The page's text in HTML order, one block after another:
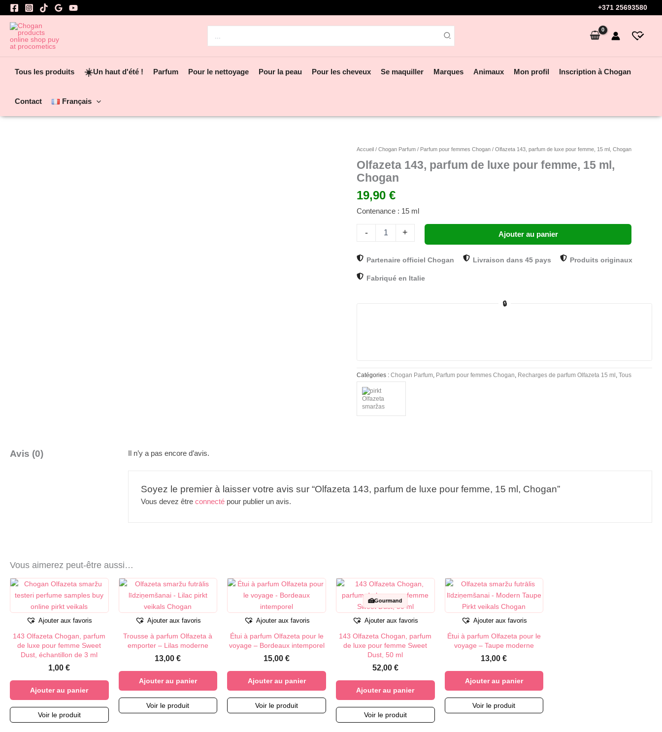
Aller
au
contenu
+371 25693580
Tous les produits ☀️Un haut d'été ! Parfum Pour le nettoyage Pour la peau Pour les cheveux Se maquiller Marques Animaux Mon profil Inscription à Chogan
Contact Français
Accueil /Chogan Parfum / Parfum pour femmes Chogan / Olfazeta 143, parfum de luxe pour femme, 15 ml, Chogan
Olfazeta 143, parfum de luxe pour femme, 15 ml,
Chogan
19,90€
Contenance : 15 ml
-
quantité
de
Olfazeta
143,
parfum
de
luxe
Chogan
+ Ajouter au panier
Partenaire officiel Chogan Livraison dans 45 pays Produits originaux
Fabriqué en Italie
🔒
Catégories :Chogan Parfum Parfum pour femmes Chogan Recharges de parfum Olfazeta 15 ml ,Tous
Avis (0) Il n’y a pas encore d’avis.
Soyez le premier à laisser votre avis sur “Olfazeta 143, parfum de luxe pour femme, 15 ml, Chogan”
Vous devez êtreconnecté pour publier un avis.
Vous aimerez peut-être aussi…
Ajouter aux favoris
143 Olfazeta Chogan, parfum
de luxe pour femme Sweet
Dust, échantillon de 3 ml
1,00€
Ajouter au panier
Voir le produit
Ajouter aux favoris
Trousse à parfum Olfazeta à
emporter – Lilas moderne
13,00€
Ajouter au panier
Voir le produit
Ajouter aux favoris
Étui à parfum Olfazeta pour le
voyage – Bordeaux intemporel
15,00€
Ajouter au panier
Voir le produit
🍰Gourmand
Ajouter aux favoris
143 Olfazeta Chogan, parfum
de luxe pour femme Sweet
Dust, 50 ml
52,00 €
Ajouter au panier
Voir le produit
Ajouter aux favoris
Étui à parfum Olfazeta pour le
voyage – Taupe moderne
13,00€
Ajouter au panier
Voir le produit